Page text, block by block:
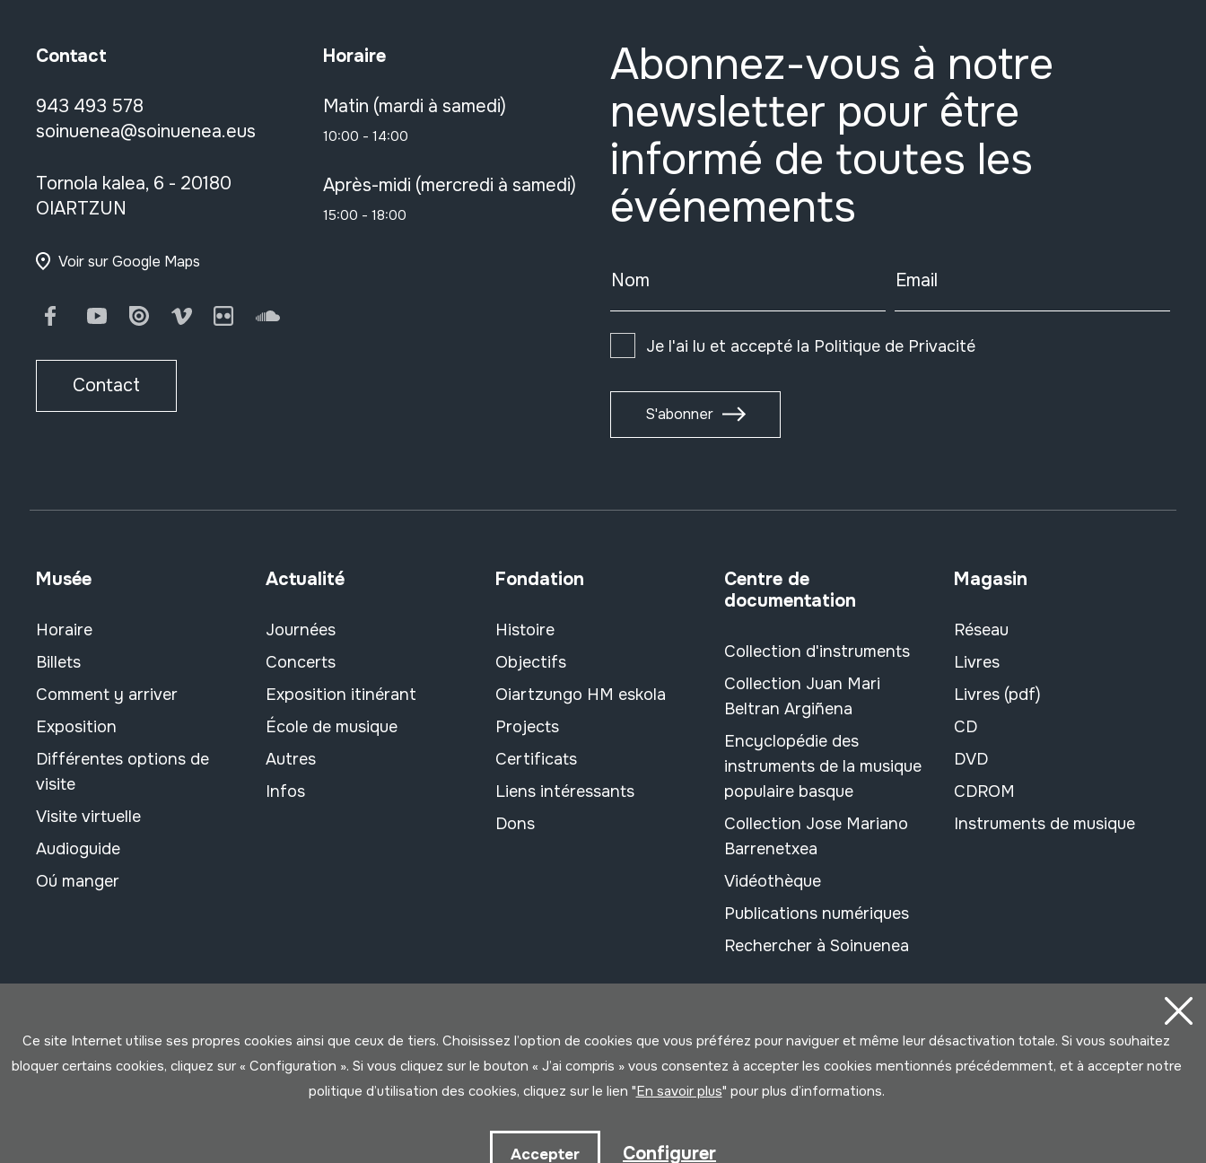
Contact
943 493 578
soinuenea@soinuenea.eus
Tornola kalea, 6 - 20180
OIARTZUN
Voir sur Google Maps
FacebookYoutubeIssuu Vimeo FlickrSoundCloud
Contact
Horaire
Matin (mardi à samedi)
10:00 - 14:00
Après-midi (mercredi à samedi)
15:00 - 18:00
Abonnez-vous à notre
newsletter pour être
informé de toutes les
événements
Nom Email
Je l'ai lu et accepté la Politique de Privacité
S'abonner
Musée
Horaire
Billets
Comment y arriver
Exposition
Différentes options de
visite
Visite virtuelle
Audioguide
Oú manger
Actualité
Journées
Concerts
Exposition itinérant
École de musique
Autres
Infos
Fondation
Histoire
Objectifs
Oiartzungo HM eskola
Projects
Certificats
Liens intéressants
Dons
Centre de
documentation
Collection d'instruments
Collection Juan Mari
Beltran Argiñena
Encyclopédie des
instruments de la musique
populaire basque
Collection Jose Mariano
Barrenetxea
Vidéothèque
Publications numériques
Rechercher à Soinuenea
Magasin
Réseau
Livres
Livres (pdf)
CD
DVD
CDROM
Instruments de musique
Ce site Internet utilise ses propres cookies ainsi que ceux de tiers. Choisissez l’option de cookies que vous préférez pour naviguer et même leur désactivation totale. Si vous souhaitez
bloquer certains cookies, cliquez sur « Configuration ». Si vous cliquez sur le bouton « J’ai compris » vous consentez à accepter les cookies mentionnés précédemment, et à accepter notre
politique d’utilisation des cookies, cliquez sur le lien "En savoir plus" pour plus d’informations.
Accepter Configurer